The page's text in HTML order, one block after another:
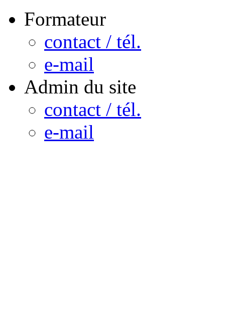
Formateur
contact / tél.
e-mail
Admin du site
contact / tél.
e-mail